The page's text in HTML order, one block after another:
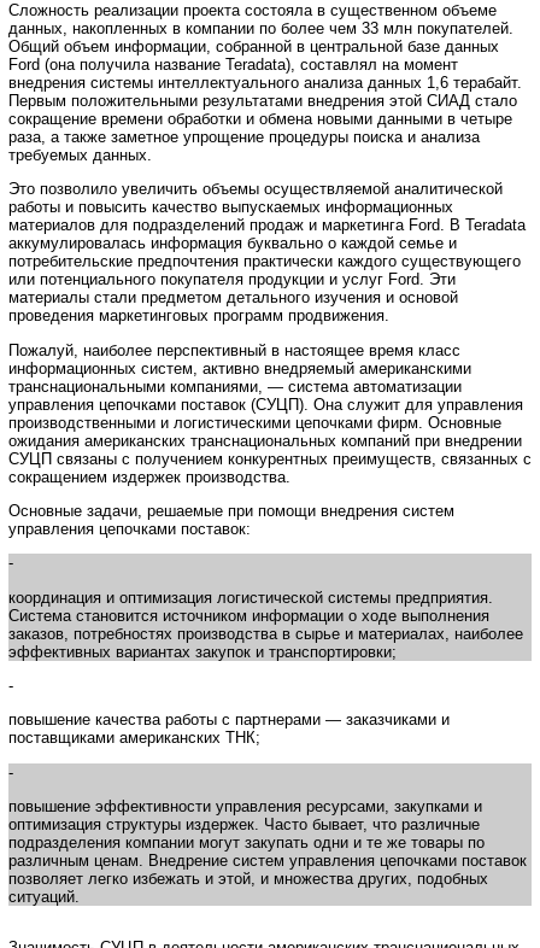
Сложность реализации проекта состояла в существенном объеме
данных, накопленных в компании по более чем 33 млн покупателей.
Общий объем информации, собранной в центральной базе данных
Ford (она получила название Teradata), составлял на момент
внедрения системы интеллектуального анализа данных 1,6 терабайт.
Первым положительными результатами внедрения этой СИАД стало
сокращение времени обработки и обмена новыми данными в четыре
раза, а также заметное упрощение процедуры поиска и анализа
требуемых данных.
Это позволило увеличить объемы осуществляемой аналитической
работы и повысить качество выпускаемых информационных
материалов для подразделений продаж и маркетинга Ford. В Teradata
аккумулировалась информация буквально о каждой семье и
потребительские предпочтения практически каждого существующего
или потенциального покупателя продукции и услуг Ford. Эти
материалы стали предметом детального изучения и основой
проведения маркетинговых программ продвижения.
Пожалуй, наиболее перспективный в настоящее время класс
информационных систем, активно внедряемый американскими
транснациональными компаниями, — система автоматизации
управления цепочками поставок (СУЦП). Она служит для управления
производственными и логистическими цепочками фирм. Основные
ожидания американских транснациональных компаний при внедрении
СУЦП связаны с получением конкурентных преимуществ, связанных с
сокращением издержек производства.
Основные задачи, решаемые при помощи внедрения систем
управления цепочками поставок:
-
координация и оптимизация логистической системы предприятия.
Система становится источником информации о ходе выполнения
заказов, потребностях производства в сырье и материалах, наиболее
эффективных вариантах закупок и транспортировки;
-
повышение качества работы с партнерами — заказчиками и
поставщиками американских ТНК;
-
повышение эффективности управления ресурсами, закупками и
оптимизация структуры издержек. Часто бывает, что различные
подразделения компании могут закупать одни и те же товары по
различным ценам. Внедрение систем управления цепочками поставок
позволяет легко избежать и этой, и множества других, подобных
ситуаций.